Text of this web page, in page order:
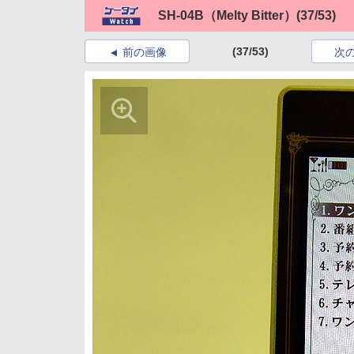
SH-04B（Melty Bitter） (37/53)
前の画像 (37/53) 次